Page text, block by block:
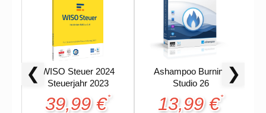
❮
WISO Steuer 2024
Steuerjahr 2023
39,99 € *
Ashampoo Burning
Studio 26
13,99 € *
❯